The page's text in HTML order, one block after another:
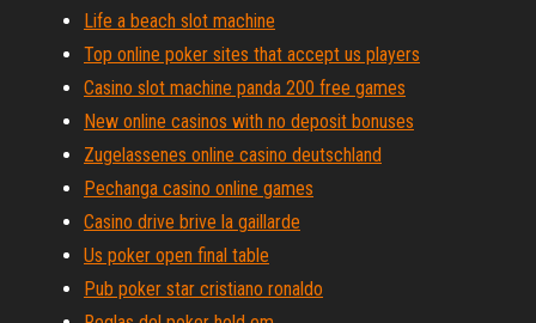
Life a beach slot machine
Top online poker sites that accept us players
Casino slot machine panda 200 free games
New online casinos with no deposit bonuses
Zugelassenes online casino deutschland
Pechanga casino online games
Casino drive brive la gaillarde
Us poker open final table
Pub poker star cristiano ronaldo